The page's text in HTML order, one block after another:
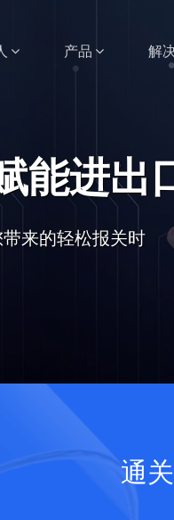
产品 解
能进出
来的轻松报关时
通